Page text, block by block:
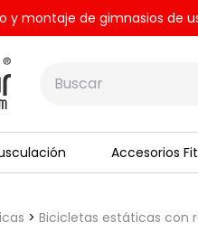
y montaje de gimnasios de
Accesorios
Bicicletas estáticas con